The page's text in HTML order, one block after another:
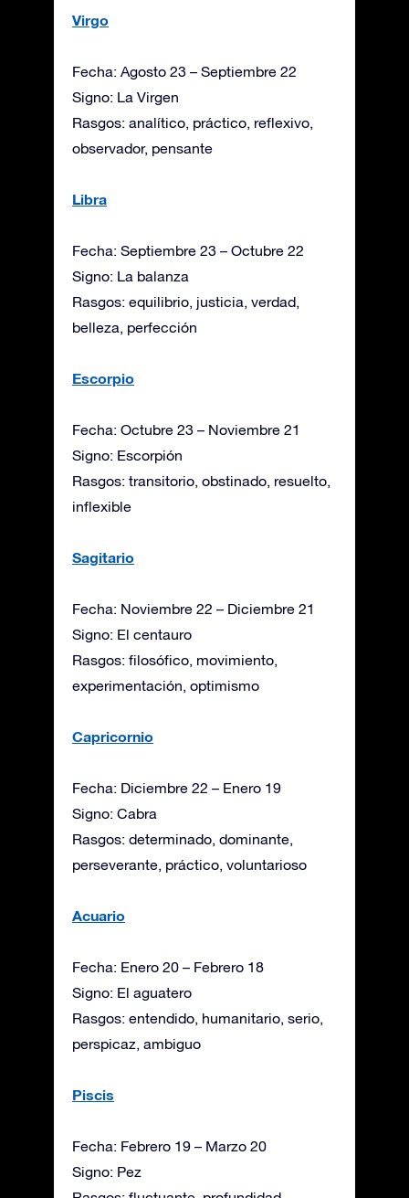
Virgo
Fecha: Agosto 23 – Septiembre 22
Signo: La Virgen
Rasgos: analítico, práctico, reflexivo,
observador, pensante
Libra
Fecha: Septiembre 23 – Octubre 22
Signo: La balanza
Rasgos: equilibrio, justicia, verdad,
belleza, perfección
Escorpio
Fecha: Octubre 23 – Noviembre 21
Signo: Escorpión
Rasgos: transitorio, obstinado, resuelto,
inflexible
Sagitario
Fecha: Noviembre 22 – Diciembre 21
Signo: El centauro
Rasgos: filosófico, movimiento,
experimentación, optimismo
Capricornio
Fecha: Diciembre 22 – Enero 19
Signo: Cabra
Rasgos: determinado, dominante,
perseverante, práctico, voluntarioso
Acuario
Fecha: Enero 20 – Febrero 18
Signo: El aguatero
Rasgos: entendido, humanitario, serio,
perspicaz, ambiguo
Piscis
Fecha: Febrero 19 – Marzo 20
Signo: Pez